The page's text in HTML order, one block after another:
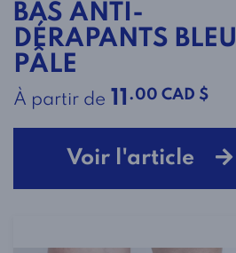
BAS ANTI-
DÉRAPANTS BLEU
PÂLE
À partir de 11 .00 CAD $
Voir l'article